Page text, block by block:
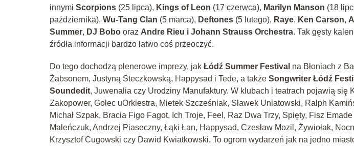
innymi Scorpions (25 lipca), Kings of Leon (17 czerwca), Marilyn Manson (18
października), Wu-Tang Clan (5 marca), Deftones (5 lutego), Raye, Ken Carson,
Summer, DJ Bobo oraz Andre Rieu i Johann Strauss Orchestra. Tak gęsty
źródła informacji bardzo łatwo coś przeoczyć.
Do tego dochodzą plenerowe imprezy, jak Łódź Summer Festival na Błoniach z
Żabsonem, Justyną Steczkowską, Happysad i Tede, a także Songwriter Łódź
Soundedit, Juwenalia czy Urodziny Manufaktury. W klubach i teatrach pojawią się
Zakopower, Golec uOrkiestra, Mietek Szcześniak, Sławek Uniatowski, Ralph
Michał Szpak, Bracia Figo Fagot, Ich Troje, Feel, Raz Dwa Trzy, Spięty, Fisz
Maleńczuk, Andrzej Piaseczny, Łąki Łan, Happysad, Czesław Mozil, Żywiołak,
Krzysztof Cugowski czy Dawid Kwiatkowski. To ogrom wydarzeń jak na jedno